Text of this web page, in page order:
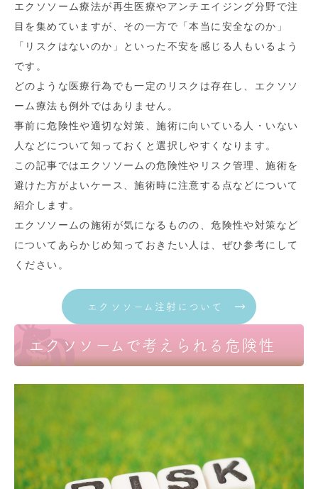
エクソソーム療法が再生医療やアンチエイジング分野で注
目を集めていますが、その一方で「本当に安全なのか」
「リスクはないのか」といった不安を感じる人もいるよう
です。
どのような医療行為でも一定のリスクは存在し、エクソソ
ーム療法も例外ではありません。
事前に危険性や適切な対策、施術に向いている人・いない
人などについて知っておくと選択しやすくなります。
この記事ではエクソソームの危険性やリスク管理、施術を
避けた方がよいケース、施術時に注意する点などについて
紹介します。
エクソソームの施術が気になるものの、危険性や対策など
についてあらかじめ知っておきたい人は、ぜひ参考にして
ください。
エクソソーム注射について
エクソソームで考えられる危険性